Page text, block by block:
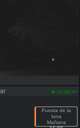
10:29 pm
Puesta de la
luna
Mañana